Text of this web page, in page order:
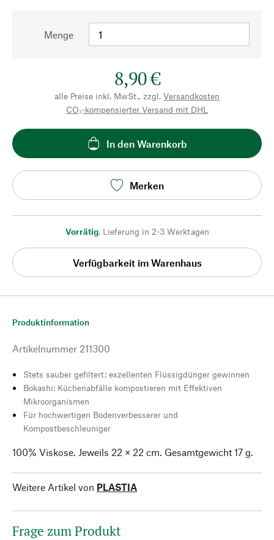
Menge
8,90 €
alle Preise inkl. MwSt., zzgl. Versandkosten
CO₂-kompensierter Versand mit DHL
In den Warenkorb
Merken
Vorrätig, Lieferung in 2-3 Werktagen
Verfügbarkeit im Warenhaus
Produktinformation
Artikelnummer 211300
Stets sauber gefiltert: exzellenten Flüssigdünger gewinnen
Bokashi: Küchenabfälle kompostieren mit Effektiven
Mikroorganismen
Für hochwertigen Bodenverbesserer und
Kompostbeschleuniger
100% Viskose. Jeweils 22 × 22 cm. Gesamtgewicht 17 g.
Weitere Artikel von PLASTIA
Frage zum Produkt